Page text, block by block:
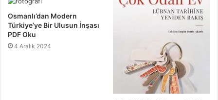
Osmanlı’dan Modern
Türkiye’ye Bir Ulusun İnşası
PDF Oku
4 Aralık 2024